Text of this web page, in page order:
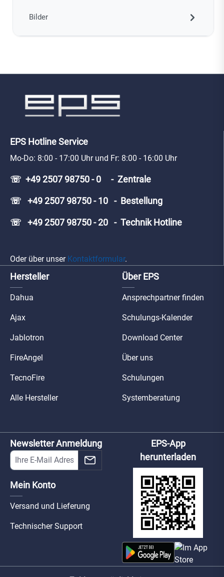
Bilder
EPS Hotline Service
Mo-Do: 8:00 - 17:00 Uhr und Fr: 8:00 - 16:00 Uhr
☏ +49 2507 98750 - 0 - Zentrale
☏ +49 2507 98750 - 10 - Bestellung
☏ +49 2507 98750 - 20 - Technik Hotline
Oder über unser Kontaktformular.
Hersteller
Dahua
Ajax
Jablotron
FireAngel
TecnoFire
Alle Hersteller
Über EPS
Ansprechpartner finden
Schulungs-Kalender
Download Center
Über uns
Schulungen
Systemberatung
Newsletter Anmeldung
Mein Konto
Versand und Lieferung
Technischer Support
EPS-App
herunterladen